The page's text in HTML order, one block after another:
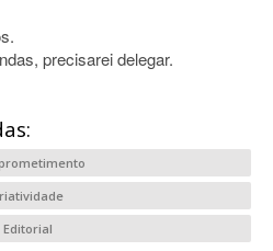
precisarei delegar.
Editorial